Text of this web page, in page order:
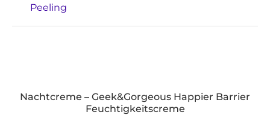
Peeling
Nachtcreme – Geek&Gorgeous Happier Barrier
Feuchtigkeitscreme